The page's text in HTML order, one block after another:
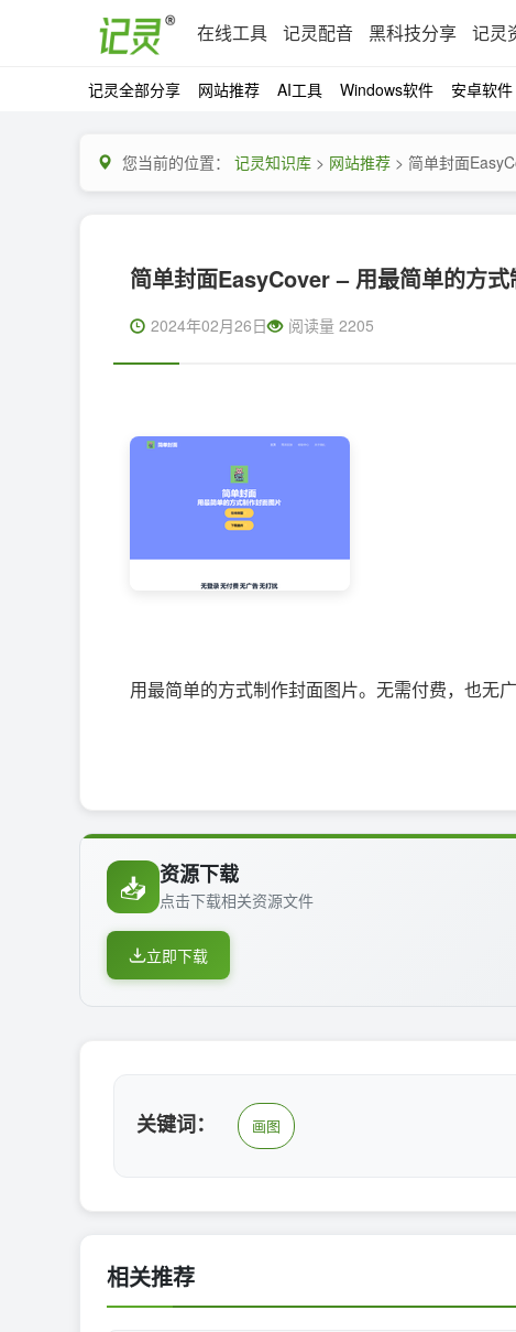
在线工具 记灵配音 黑科技分享 记灵
记灵全部分享 网站推荐 AI工具 Windows软件 安卓软件
您当前的位置： 记灵知识库 > 网站推荐 > 简单封面
简单封面EasyCover – 用最简单的方
2024年02月26日 阅读量 2205
用最简单的方式制作封面图片。无需付费，也无
📥 资源下载
点击下载相关资源文件
立即下载
关键词： 画图
相关推荐